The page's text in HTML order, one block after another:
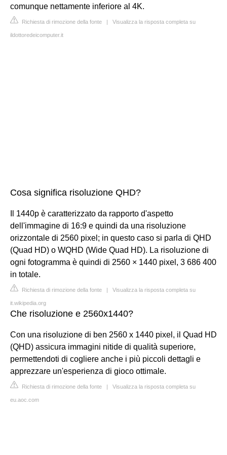
comunque nettamente inferiore al 4K.
Richiesta di rimozione della fonte | Visualizza la risposta completa su
ildottoredeicomputer.it
Cosa significa risoluzione QHD?
Il 1440p è caratterizzato da rapporto d'aspetto
dell'immagine di 16:9 e quindi da una risoluzione
orizzontale di 2560 pixel; in questo caso si parla di QHD
(Quad HD) o WQHD (Wide Quad HD). La risoluzione di
ogni fotogramma è quindi di 2560 × 1440 pixel, 3 686 400
in totale.
Richiesta di rimozione della fonte | Visualizza la risposta completa su
it.wikipedia.org
Che risoluzione e 2560x1440?
Con una risoluzione di ben 2560 x 1440 pixel, il Quad HD
(QHD) assicura immagini nitide di qualità superiore,
permettendoti di cogliere anche i più piccoli dettagli e
apprezzare un'esperienza di gioco ottimale.
Richiesta di rimozione della fonte | Visualizza la risposta completa su
eu.aoc.com